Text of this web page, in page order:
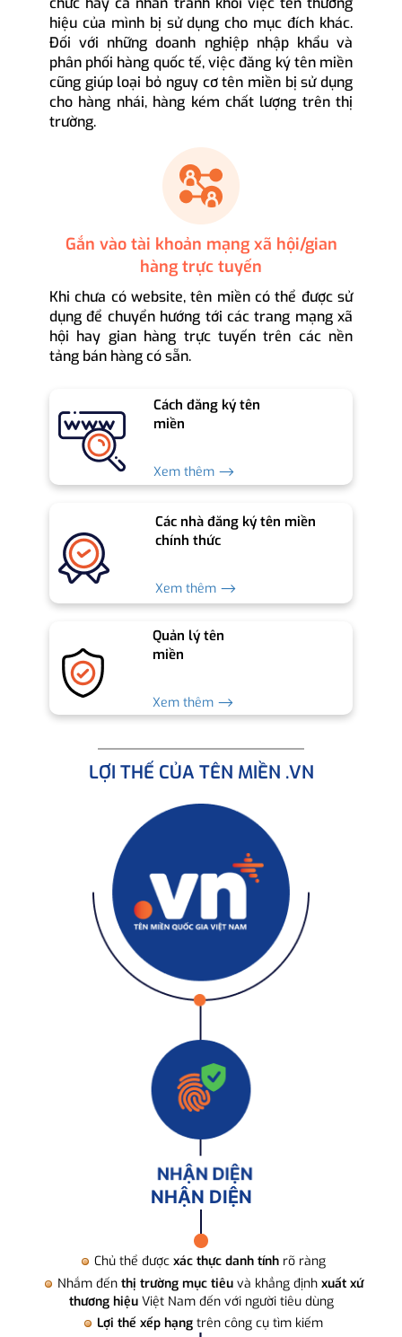
hiệu của mình bị sử dụng cho mục đích khác.
Đối với những doanh nghiệp nhập khẩu và
phân phối hàng quốc tế, việc đăng ký tên miền
cũng giúp loại bỏ nguy cơ tên miền bị sử dụng
cho hàng nhái, hàng kém chất lượng trên thị
trường.
Gắn vào tài khoản mạng xã hội/gian
hàng trực tuyến
Khi chưa có website, tên miền có thể được sử
dụng để chuyển hướng tới các trang mạng xã
hội hay gian hàng trực tuyến trên các nền
tảng bán hàng có sẵn.
Cách đăng ký tên
miền
Xem thêm ⟶
Các nhà đăng ký tên miền
chính thức
Xem thêm ⟶
Quản lý tên
miền
Xem thêm ⟶
LỢI THẾ CỦA TÊN MIỀN .VN
NHẬN DIỆN
Chủ thể được xác thực danh tính rõ ràng
Nhắm đến thị trường mục tiêuvà khẳng định xuất xứ
thương hiệuViệt Nam đến với người tiêu dùng
Lợi thế xếp hạng trên công cụ tìm kiếm